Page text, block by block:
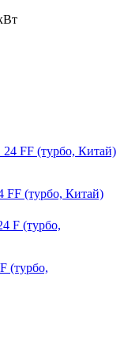
FF (турбо, Китай)
(турбо,